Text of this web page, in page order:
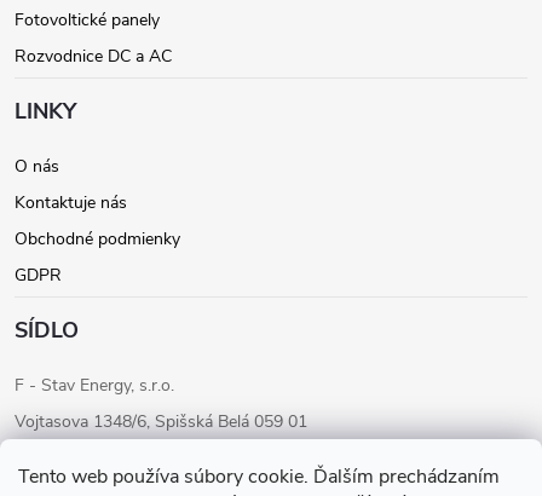
Tento web používa súbory cookie. Ďalším prechádzaním
e
Fotovoltické panely
Rozvodnice DC a AC
LINKY
O nás
Kontaktuje nás
Obchodné podmienky
GDPR
SÍDLO
F - Stav Energy, s.r.o.
Vojtasova 1348/6, Spišská Belá 059 01